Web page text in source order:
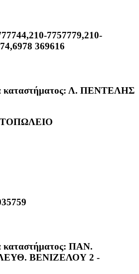
7757779,210-
369616
καταστήματος: Λ. ΠΕΝΤΕΛΗΣ
καταστήματος: ΠΑΝ.
ΒΕΝΙΖΕΛΟΥ 2 -